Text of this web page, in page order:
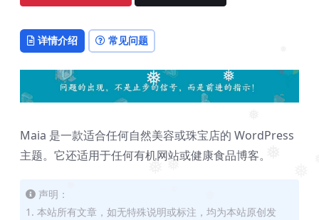
❅
❅ ❅
❅
❅
详情介绍 常见问题
Maia 是一款适合任何自然美容或珠宝店的 WordPress
主题。它还适用于任何有机网站或健康食品博客。
声明：
1. 本站所有文章，如无特殊说明或标注，均为本站原创发